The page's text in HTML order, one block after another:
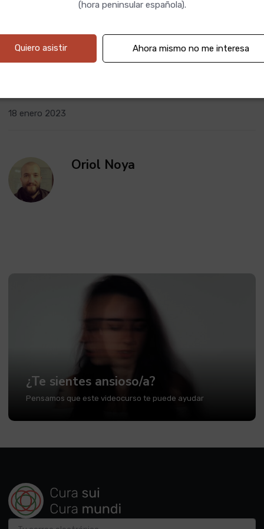
recibirás un email diario con una pequeña propuesta práctica
18 enero 2023
Oriol Noya
¿Te sientes ansioso/a?
Pensamos que este videocurso te puede ayudar
(hora peninsular española).
Quiero asistir Ahora mismo no me interesa